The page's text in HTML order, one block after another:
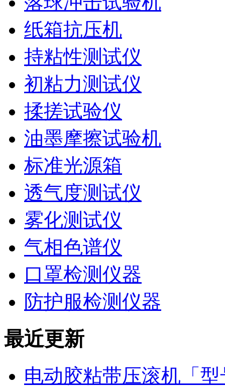
纸箱抗压机
持粘性测试仪
初粘力测试仪
揉搓试验仪
油墨摩擦试验机
标准光源箱
透气度测试仪
雾化测试仪
气相色谱仪
口罩检测仪器
防护服检测仪器
最近更新
电动胶粘带压滚机「